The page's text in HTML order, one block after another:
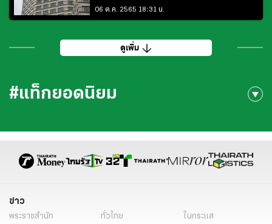
2008
06 ต.ค. 2565 18:31 น.
ดูเพิ่ม
#แท็กยอดนิยม
ข่าว
พระราชสำนัก ทั่วไทย
ในกระแส